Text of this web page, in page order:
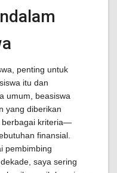
penting untuk
itu dan
umum, beasiswa
yang diberikan
berbagai kriteria—
finansial.
pembimbing
saya sering